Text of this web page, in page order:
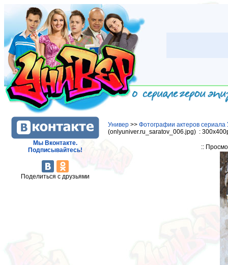
Мы Вконтакте.
Подписывайтесь!
Поделиться с друзьями
Универ >> Фотографии актеров
(onlyuniver.ru_saratov_006.jpg) :
::